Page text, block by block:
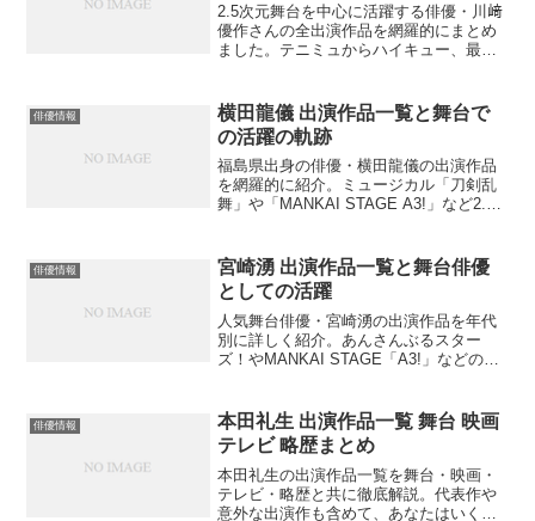
2.5次元舞台を中心に活躍する俳優・川﨑
優作さんの全出演作品を網羅的にまとめ
ました。テニミュからハイキュー、最新
作の演技に魅了されましたか？
俳優情報
横田龍儀 出演作品一覧と舞台で
の活躍の軌跡
福島県出身の俳優・横田龍儀の出演作品
を網羅的に紹介。ミュージカル「刀剣乱
舞」や「MANKAI STAGE A3!」など2.5
作品から横田龍儀の魅力に触れてみます
か？
俳優情報
宮崎湧 出演作品一覧と舞台俳優
としての活躍
人気舞台俳優・宮崎湧の出演作品を年代
別に詳しく紹介。あんさんぶるスター
ズ！やMANKAI STAGE「A3!」などの代
崎湧が好きですか？
俳優情報
本田礼生 出演作品一覧 舞台 映画
テレビ 略歴まとめ
本田礼生の出演作品一覧を舞台・映画・
テレビ・略歴と共に徹底解説。代表作や
意外な出演作も含めて、あなたはいくつ